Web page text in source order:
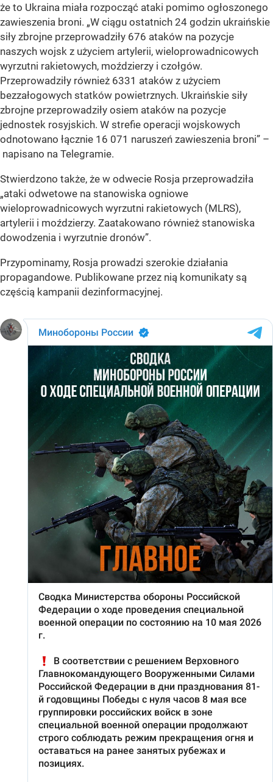
że to Ukraina miała rozpocząć ataki pomimo ogłoszonego
zawieszenia broni. „W ciągu ostatnich 24 godzin ukraińskie
siły zbrojne przeprowadziły 676 ataków na pozycje
naszych wojsk z użyciem artylerii, wieloprowadnicowych
wyrzutni rakietowych, moździerzy i czołgów.
Przeprowadziły również 6331 ataków z użyciem
bezzałogowych statków powietrznych. Ukraińskie siły
zbrojne przeprowadziły osiem ataków na pozycje
jednostek rosyjskich. W strefie operacji wojskowych
odnotowano łącznie 16 071 naruszeń zawieszenia broni” –
napisano na Telegramie.
Stwierdzono także, że w odwecie Rosja przeprowadziła
„ataki odwetowe na stanowiska ogniowe
wieloprowadnicowych wyrzutni rakietowych (MLRS),
artylerii i moździerzy. Zaatakowano również stanowiska
dowodzenia i wyrzutnie dronów”.
Przypominamy, Rosja prowadzi szerokie działania
propagandowe. Publikowane przez nią komunikaty są
częścią kampanii dezinformacyjnej.